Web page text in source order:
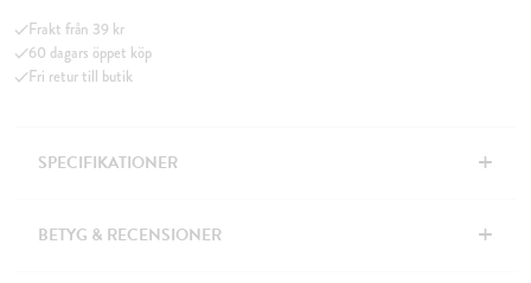
Frakt från 39 kr
60 dagars öppet köp
Fri retur till butik
SPECIFIKATIONER +
BETYG & RECENSIONER +